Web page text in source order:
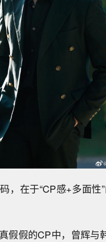
，在于“CP感+多面性
假假的CP中，曾辉与